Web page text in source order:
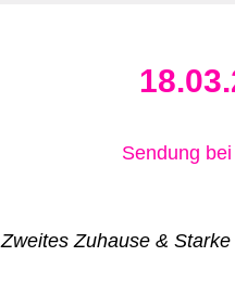
Sendung
Zweites Zuhause &